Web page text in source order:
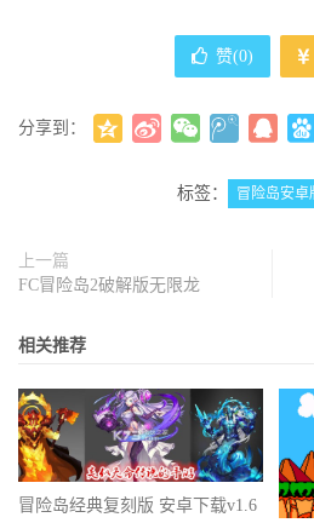
赞(0)
分享到：
标签： 冒险岛安卓
上一篇
FC冒险岛2破解版无限龙
相关推荐
冒险岛经典复刻版 安卓下载v1.6